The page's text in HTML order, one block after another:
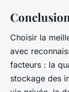
Conclusion
Choisir la
avec
facteurs : la
stockage des